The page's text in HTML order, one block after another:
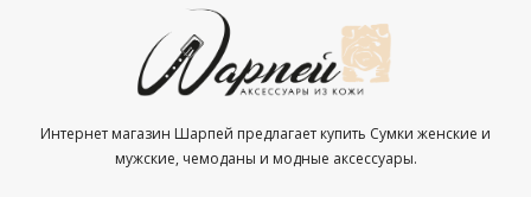
Интернет магазин Шарпей предлагает купить Сумки женские и
мужские, чемоданы и модные аксессуары.